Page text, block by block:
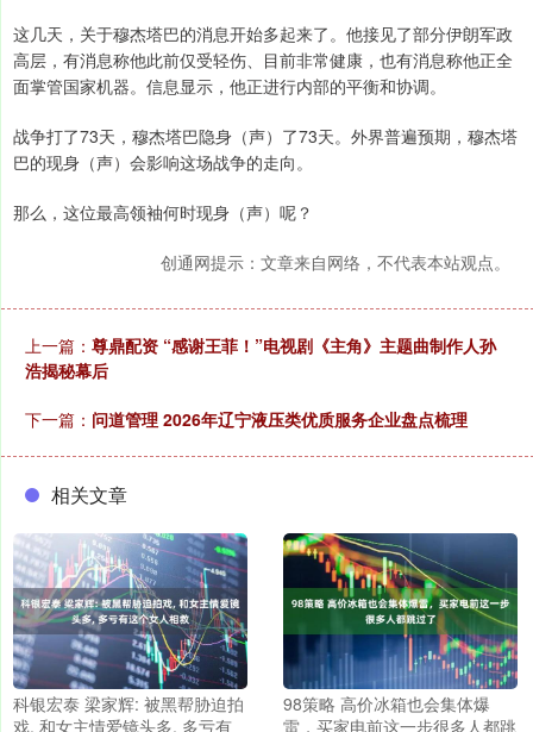
这几天，关于穆杰塔巴的消息开始多起来了。他接见了部分伊朗军政
高层，有消息称他此前仅受轻伤、目前非常健康，也有消息称他正全
面掌管国家机器。信息显示，他正进行内部的平衡和协调。
战争打了73天，穆杰塔巴隐身（声）了73天。外界普遍预期，穆杰塔
巴的现身（声）会影响这场战争的走向。
那么，这位最高领袖何时现身（声）呢？
创通网提示：文章来自网络，不代表本站观点。
上一篇： 尊鼎配资 “感谢王菲！”电视剧《主角》主题曲制作人孙
浩揭秘幕后
下一篇： 问道管理 2026年辽宁液压类优质服务企业盘点梳理
相关文章
科银宏泰 梁家辉: 被黑帮胁迫拍
戏, 和女主情爱镜头多, 多亏有
98策略 高价冰箱也会集体爆
雷，买家电前这一步很多人都跳